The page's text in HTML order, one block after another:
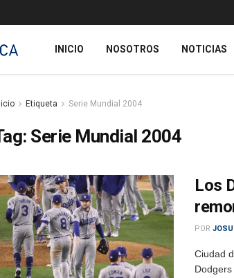
INICIO NOSOTROS NOTICIAS
Etiqueta Serie Mundial 2004
Serie Mundial 2004
Los
POR
Ciudad